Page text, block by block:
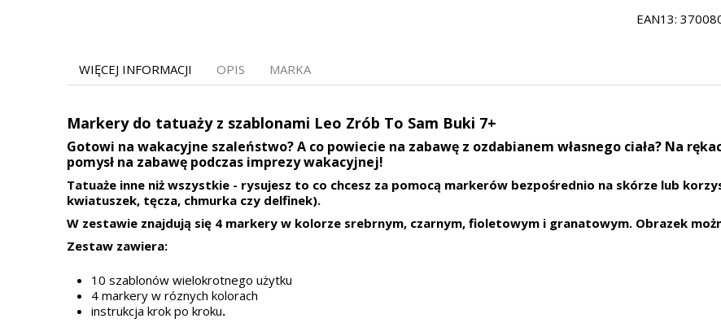
EAN13:
WIĘCEJ INFORMACJI OPIS MARKA
Markery do tatuaży z szablonami Leo Zrób To Sam Buki 7+
Gotowi na wakacyjne szaleństwo? A co powiecie na zabawę z ozdabianem własnego ciała? Na
pomysł na zabawę podczas imprezy wakacyjnej!
Tatuaże inne niż wszystkie - rysujesz to co chcesz za pomocą markerów bezpośrednio na skórze lub
kwiatuszek, tęcza, chmurka czy delfinek).
W zestawie znajdują się 4 markery w kolorze srebrnym, czarnym, fioletowym i granatowym. Obrazek
Zestaw zawiera:
10 szablonów wielokrotnego użytku
4 markery w róznych kolorach
instrukcja krok po kroku.